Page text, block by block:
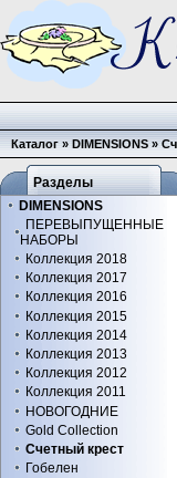
Каталог»DIMENSIONS»
Разделы
DIMENSIONS
ПЕРЕВЫПУЩЕННЫЕ
НАБОРЫ
Коллекция 2018
Коллекция 2017
Коллекция 2016
Коллекция 2015
Коллекция 2014
Коллекция 2013
Коллекция 2012
Коллекция 2011
НОВОГОДНИЕ
Gold Collection
Счетный крест
Гобелен